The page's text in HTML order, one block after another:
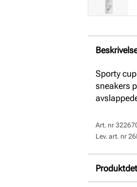
Sporty
sneakers
Art. nr
Lev. art. nr